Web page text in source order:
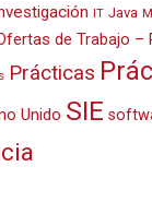
IT Java
de Trabajo –
Prácticas
Unido SIE